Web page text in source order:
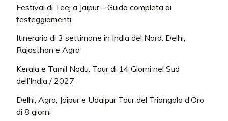
Festival di Teej a Jaipur – Guida completa ai
festeggiamenti
Itinerario di 3 settimane in India del Nord: Delhi,
Rajasthan e Agra
Kerala e Tamil Nadu: Tour di 14 Giorni nel Sud
dell’India / 2027
Delhi, Agra, Jaipur e Udaipur Tour del Triangolo d’Oro
di 8 giorni